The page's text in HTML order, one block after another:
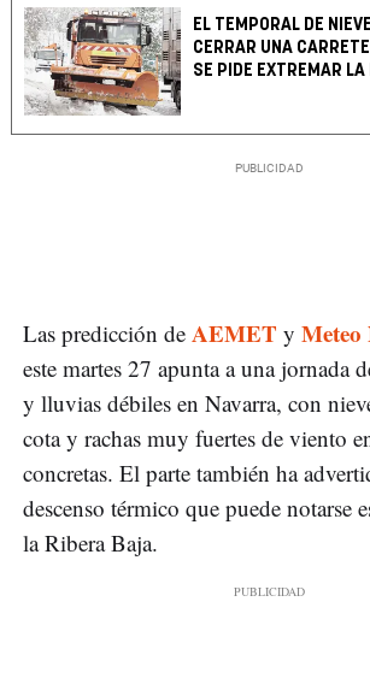
EL TEMPORAL DE
CERRAR UNA
SE PIDE EXTREMAR LA
Las predicción de AEMET y
este martes 27 apunta a una jornada
y lluvias débiles en Navarra, con
cota y rachas muy fuertes de viento
concretas. El parte también ha
descenso térmico que puede notarse
la Ribera Baja.